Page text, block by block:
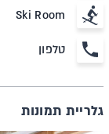
Ski Room
טלפון
גלריית תמונות